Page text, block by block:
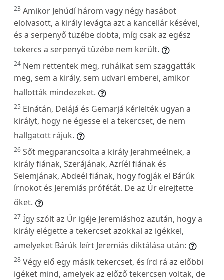
23 Amikor Jehúdí három vagy négy hasábot
elolvasott, a király levágta azt a kancellár késével,
és a serpenyő tüzébe dobta, míg csak az egész
tekercs a serpenyő tüzébe nem került.
24 Nem rettentek meg, ruháikat sem szaggatták
meg, sem a király, sem udvari emberei, amikor
hallották mindezeket.
25 Elnátán, Delájá és Gemarjá kérlelték ugyan a
királyt, hogy ne égesse el a tekercset, de nem
hallgatott rájuk.
26 Sőt megparancsolta a király Jerahmeélnek, a
király fiának, Szerájának, Azríél fiának és
Selemjának, Abdeél fiának, hogy fogják el Bárúk
írnokot és Jeremiás prófétát. De az Úr elrejtette
őket.
27 Így szólt az Úr igéje Jeremiáshoz azután, hogy a
király elégette a tekercset azokkal az igékkel,
amelyeket Bárúk leírt Jeremiás diktálása után:
28 Végy elő egy másik tekercset, és írd rá az előbbi
igéket mind, amelyek az előző tekercsen voltak, de